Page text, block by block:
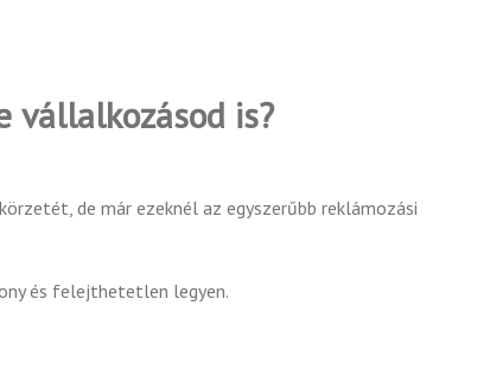
vállalkozásod is?
de már ezeknél az egyszerűbb reklámozási
és felejthetetlen legyen.